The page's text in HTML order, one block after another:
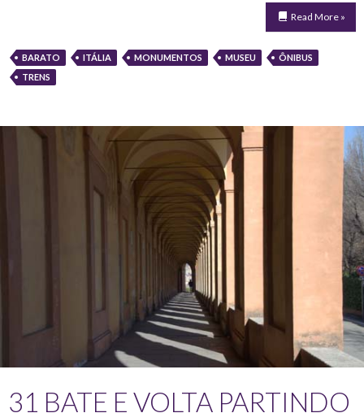
Read More »
BARATO ITÁLIA MONUMENTOS MUSEU
ÔNIBUS
TRENS
31 BATE E VOLTA PARTINDO